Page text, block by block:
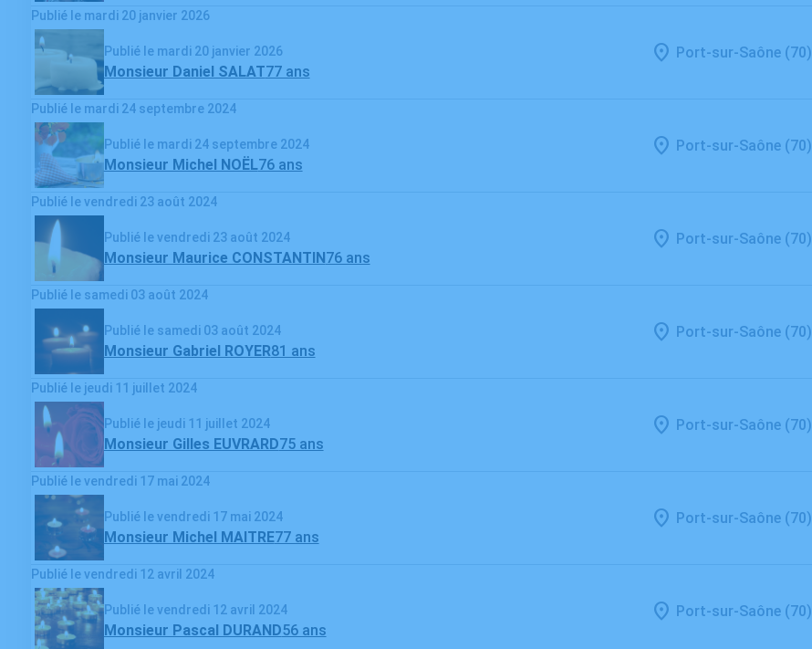
Publié le mardi 20 janvier 2026
Publié le mardi 20 janvier 2026
Monsieur Daniel SALAT77 ans
Port-sur-Saône (70)
Publié le mardi 24 septembre 2024
Publié le mardi 24 septembre 2024
Monsieur Michel NOËL76 ans
Port-sur-Saône (70)
Publié le vendredi 23 août 2024
Publié le vendredi 23 août 2024
Monsieur Maurice CONSTANTIN76 ans
Port-sur-Saône (70)
Publié le samedi 03 août 2024
Publié le samedi 03 août 2024
Monsieur Gabriel ROYER81 ans
Port-sur-Saône (70)
Publié le jeudi 11 juillet 2024
Publié le jeudi 11 juillet 2024
Monsieur Gilles EUVRARD75 ans
Port-sur-Saône (70)
Publié le vendredi 17 mai 2024
Publié le vendredi 17 mai 2024
Monsieur Michel MAITRE77 ans
Port-sur-Saône (70)
Publié le vendredi 12 avril 2024
Publié le vendredi 12 avril 2024
Monsieur Pascal DURAND56 ans
Port-sur-Saône (70)